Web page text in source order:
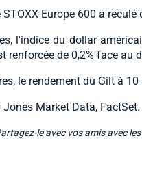
Europe 600 a
l'indice du dollar
renforcée de 0,2% face au
le rendement du Gilt à
Market Data, FactSet.
le avec vos amis avec